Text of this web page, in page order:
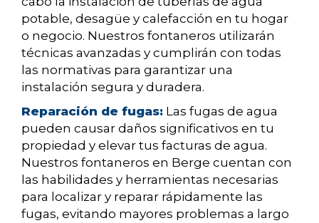
potable, desagüe y calefacción en tu hogar
o negocio. Nuestros fontaneros utilizarán
técnicas avanzadas y cumplirán con todas
las normativas para garantizar una
instalación segura y duradera.
Reparación de fugas: Las fugas de agua
pueden causar daños significativos en tu
propiedad y elevar tus facturas de agua.
Nuestros fontaneros en Berge cuentan con
las habilidades y herramientas necesarias
para localizar y reparar rápidamente las
fugas, evitando mayores problemas a largo